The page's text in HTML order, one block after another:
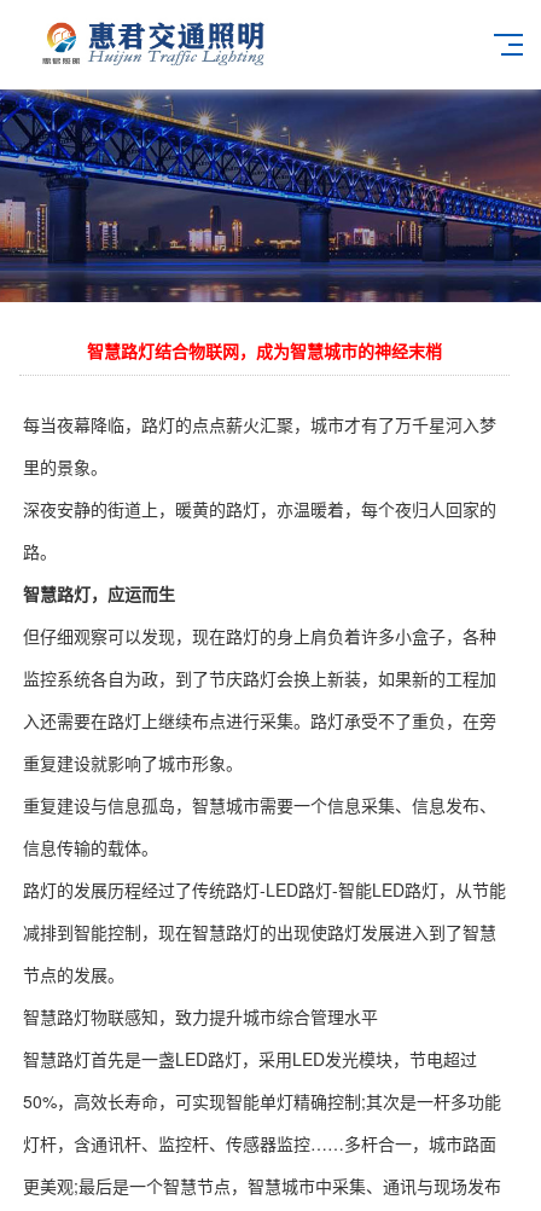
智慧路灯结合物联网，成为智慧城市的神经末梢
每当夜幕降临，路灯的点点薪火汇聚，城市才有了万千星河入梦
里的景象。
深夜安静的街道上，暖黄的路灯，亦温暖着，每个夜归人回家的
路。
智慧路灯，应运而生
但仔细观察可以发现，现在路灯的身上肩负着许多小盒子，各种
监控系统各自为政，到了节庆路灯会换上新装，如果新的工程加
入还需要在路灯上继续布点进行采集。路灯承受不了重负，在旁
重复建设就影响了城市形象。
重复建设与信息孤岛，智慧城市需要一个信息采集、信息发布、
信息传输的载体。
路灯的发展历程经过了传统路灯-LED路灯-智能LED路灯，从节能
减排到智能控制，现在智慧路灯的出现使路灯发展进入到了智慧
节点的发展。
智慧路灯物联感知，致力提升城市综合管理水平
智慧路灯首先是一盏LED路灯，采用LED发光模块，节电超过
50%，高效长寿命，可实现智能单灯精确控制;其次是一杆多功能
灯杆，含通讯杆、监控杆、传感器监控……多杆合一，城市路面
更美观;最后是一个智慧节点，智慧城市中采集、通讯与现场发布